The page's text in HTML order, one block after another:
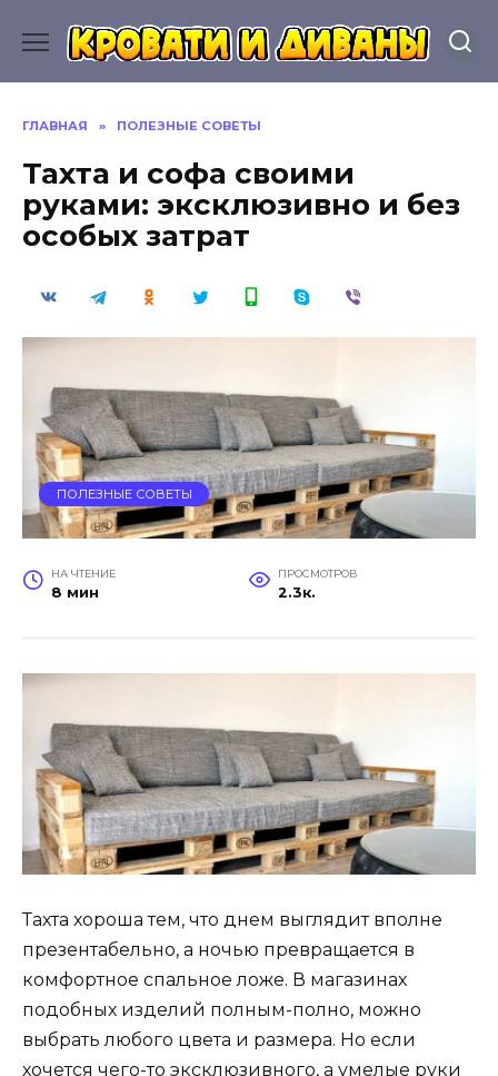
содержанию
ГЛАВНАЯ » ПОЛЕЗНЫЕ СОВЕТЫ
Тахта и софа своими
руками: эксклюзивно и без
особых затрат
ПОЛЕЗНЫЕ СОВЕТЫ
НА ЧТЕНИЕ
8 мин
ПРОСМОТРОВ
2.3к.
Тахта хороша тем, что днем выглядит вполне
презентабельно, а ночью превращается в
комфортное спальное ложе. В магазинах
подобных изделий полным-полно, можно
выбрать любого цвета и размера. Но если
хочется чего-то эксклюзивного, а умелые руки